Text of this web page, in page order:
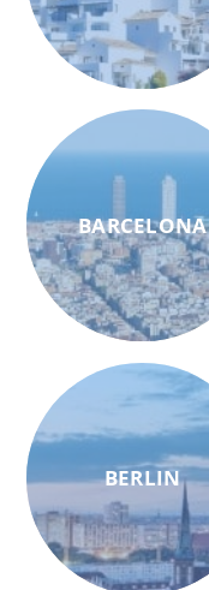
BARCELONA
BERLIN